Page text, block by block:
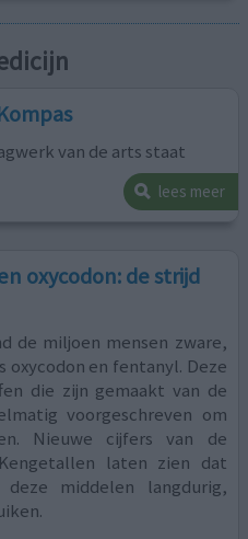
van de arts staat
lees meer
oxycodon: de strijd
de miljoen mensen zware,
en fentanyl. Deze
die zijn gemaakt van de
voorgeschreven om
Nieuwe cijfers van de
laten zien dat
deze middelen langdurig,